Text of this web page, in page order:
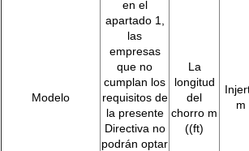
Modelo
en el
apartado 1,
las
empresas
que no
cumplan los
requisitos de
la presente
Directiva no
podrán optar
La
longitud
del
chorro m
((ft)
m